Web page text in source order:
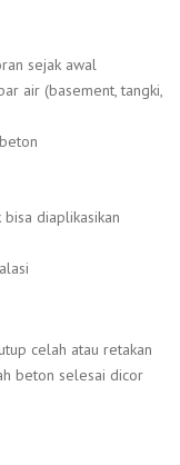
sejak awal
air (basement, tangki,
diaplikasikan
celah atau retakan
beton selesai dicor